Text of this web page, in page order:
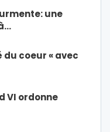
une
du coeur « avec
VI ordonne